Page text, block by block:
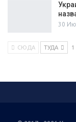
30
СЮДА ТУДА 1